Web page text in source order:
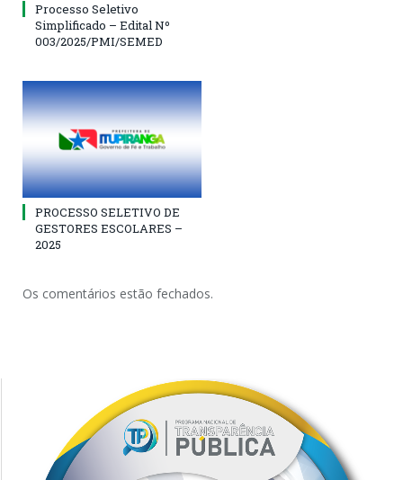
Processo Seletivo
Simplificado – Edital Nº
003/2025/PMI/SEMED
PROCESSO SELETIVO DE
GESTORES ESCOLARES –
2025
Os comentários estão fechados.